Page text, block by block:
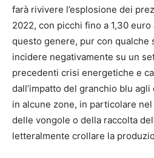
farà rivivere l’esplosione dei
2022, con picchi fino a 1,30
questo genere, pur con qualche
incidere negativamente su un
precedenti crisi energetiche e
dall’impatto del granchio blu
in alcune zone, in particolare
delle vongole o della raccolta
letteralmente crollare la